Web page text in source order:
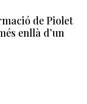
de Piolet
enllà d’un